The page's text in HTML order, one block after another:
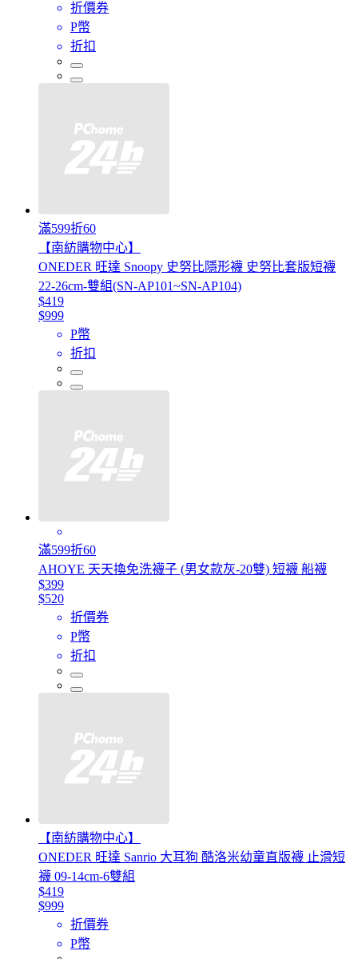
折價券
P幣
折扣
滿599折60
【南紡購物中心】
ONEDER 旺達 Snoopy 史努比隱形襪 史努比套版短襪
22-26cm-雙組(SN-AP101~SN-AP104)
$419
$999
P幣
折扣
滿599折60
AHOYE 天天換免洗襪子 (男女款灰-20雙) 短襪 船襪
$399
$520
折價券
P幣
折扣
【南紡購物中心】
ONEDER 旺達 Sanrio 大耳狗 酷洛米幼童直版襪 止滑短
襪 09-14cm-6雙組
$419
$999
折價券
P幣